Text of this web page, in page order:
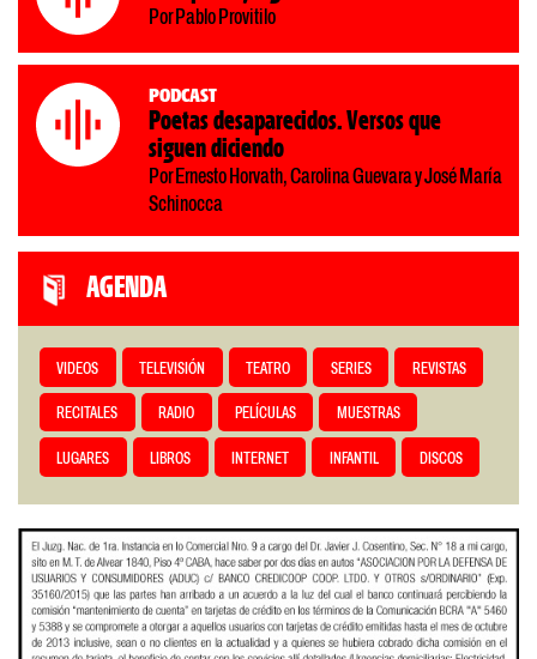
Por Pablo Provitilo
Podcast
Poetas desaparecidos. Versos que
siguen diciendo
Por Ernesto Horvath, Carolina Guevara y José María
Schinocca
AGENDA
VIDEOS TELEVISIÓN TEATRO SERIES REVISTAS
RECITALES RADIO PELÍCULAS MUESTRAS
LUGARES LIBROS INTERNET INFANTIL DISCOS